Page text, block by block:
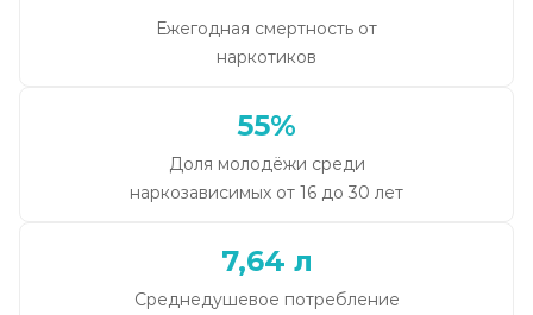
Ежегодная смертность от
наркотиков
55%
Доля молодёжи среди
наркозависимых от 16 до 30 лет
7,64 л
Среднедушевое потребление